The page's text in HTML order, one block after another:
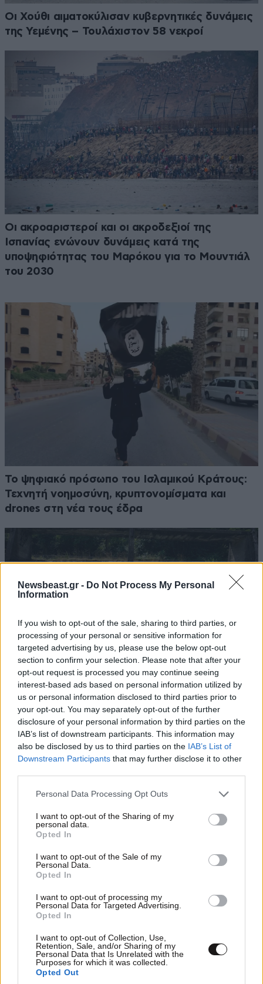
Newsbeast.gr - Do Not Process My Personal
Information
If you wish to opt-out of the sale, sharing to third parties, or
processing of your personal or sensitive information for
targeted advertising by us, please use the below opt-out
section to confirm your selection. Please note that after your
opt-out request is processed you may continue seeing
interest-based ads based on personal information utilized by
us or personal information disclosed to third parties prior to
your opt-out. You may separately opt-out of the further
disclosure of your personal information by third parties on the
IAB’s list of downstream participants. This information may
also be disclosed by us to third parties on the IAB’s List of
Downstream Participants that may further disclose it to other
Please note that this website/app uses one or more Google
not limited to your visit or usage behaviour. You may click to
grant or deny consent to Google and its third-party tags to
use your data for below specified purposes in below Google
consent section.
Personal Data Processing Opt Outs
I want to opt-out of the Sharing of my
personal data.
Opted In
I want to opt-out of the Sale of my
Personal Data.
Opted In
I want to opt-out of processing my
Personal Data for Targeted Advertising.
Opted In
I want to opt-out of Collection, Use,
Retention, Sale, and/or Sharing of my
Personal Data that Is Unrelated with the
Purposes for which it was collected.
Opted Out
Οι Χούθι αιματοκύλισαν κυβερνητικές δυνάμεις
της Υεμένης – Τουλάχιστον 58 νεκροί
Οι ακροαριστεροί και οι ακροδεξιοί της
Ισπανίας ενώνουν δυνάμεις κατά της
υποψηφιότητας του Μαρόκου για το Μουντιάλ
του 2030
Το ψηφιακό πρόσωπο του Ισλαμικού Κράτους:
Τεχνητή νοημοσύνη, κρυπτονομίσματα και
drones στη νέα τους έδρα
Το θερμότερο καλοκαίρι του αιώνα στην Ιταλία
με 48 βαθμούς στη Νάπολη
Ακολουθήστε τοNEWSBEASTστο
Google News